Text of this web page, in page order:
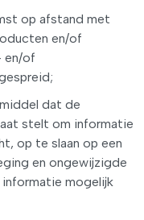
op afstand met
en/of
en/of
dat de
stelt om informatie
op te slaan op een
en ongewijzigde
mogelijk